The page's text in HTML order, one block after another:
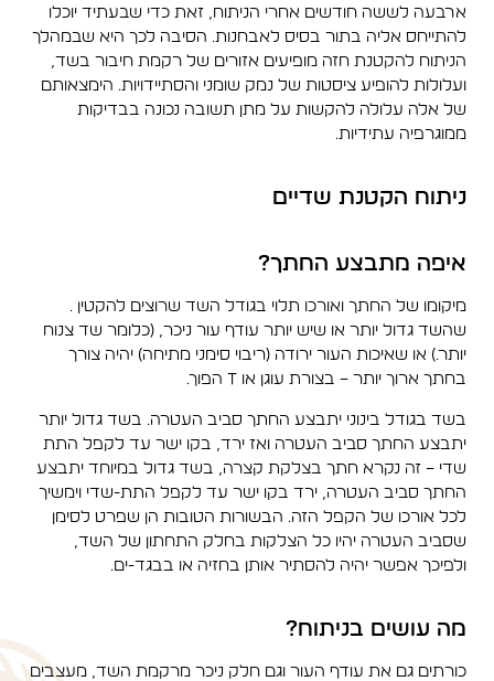
ארבעה לששה חודשים אחרי הניתוח, זאת כדי שבעתיד יוכלו
להתייחס אליה בתור בסיס לאבחנות. הסיבה לכך היא שבמהלך
הניתוח להקטנת חזה מופיעים אזורים של רקמת חיבור בשד,
ועלולות להופיע ציסטות של נמק שומני והסתיידויות. הימצאותם
של אלה עלולה להקשות על מתן תשובה נכונה בבדיקות
ממוגרפיה עתידיות.
ניתוח הקטנת שדיים
איפה מתבצע החתך?
מיקומו של החתך ואורכו תלוי בגודל השד שרוצים להקטין .
שהשד גדול יותר או שיש יותר עודף עור ניכר, (כלומר שד צנוח
יותר.) או שאיכות העור ירודה (ריבוי סימני מתיחה) יהיה צורך
בחתך ארוך יותר – בצורת עוגן או T הפוך.
בשד בגודל בינוני יתבצע החתך סביב העטרה. בשד גדול יותר
יתבצע החתך סביב העטרה ואז ירד, בקו ישר עד לקפל התת
שדי – זה נקרא חתך בצלקת קצרה, בשד גדול במיוחד יתבצע
החתך סביב העטרה, ירד בקו ישר עד לקפל התת-שדי וימשיך
לכל אורכו של הקפל הזה. הבשורות הטובות הן שפרט לסימן
שסביב העטרה יהיו כל הצלקות בחלק התחתון של השד,
ולפיכך אפשר יהיה להסתיר אותן בחזיה או בבגד-ים.
מה עושים בניתוח?
כורתים גם את עודף העור וגם חלק ניכר מרקמת השד, מעצבים